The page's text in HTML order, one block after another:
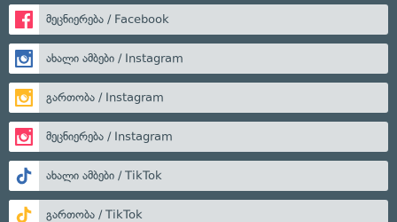
მეცნიერება / Facebook
ახალი ამბები / Instagram
გართობა / Instagram
მეცნიერება / Instagram
ახალი ამბები / TikTok
გართობა / TikTok